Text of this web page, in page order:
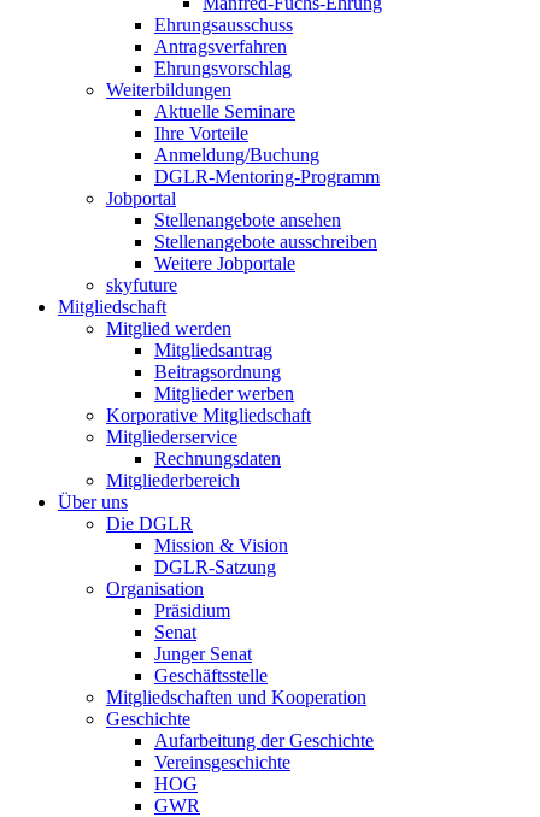
Ehrungsausschuss
Antragsverfahren
Ehrungsvorschlag
Weiterbildungen
Aktuelle Seminare
Ihre Vorteile
Anmeldung/Buchung
DGLR-Mentoring-Programm
Jobportal
Stellenangebote ansehen
Stellenangebote ausschreiben
Weitere Jobportale
skyfuture
Mitgliedschaft
Mitglied werden
Mitgliedsantrag
Beitragsordnung
Mitglieder werben
Korporative Mitgliedschaft
Mitgliederservice
Rechnungsdaten
Mitgliederbereich
Über uns
Die DGLR
Mission & Vision
DGLR-Satzung
Organisation
Präsidium
Senat
Junger Senat
Geschäftsstelle
Mitgliedschaften und Kooperation
Geschichte
Aufarbeitung der Geschichte
Vereinsgeschichte
HOG
GWR